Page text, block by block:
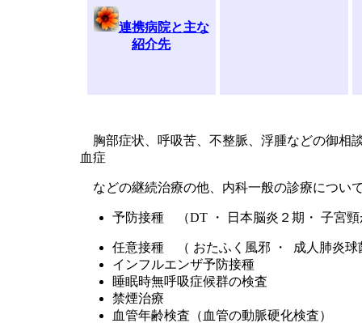
連携病院と主な
紹介先
胸部症状、呼吸苦、不整脈、浮腫などの御相
血症
などの継続治療の他、内科一般の診療につい
予防接種 （DT ・ 日本脳炎２期・ 子宮
任意接種 （ おたふく風邪 ・ 成人肺炎球
インフルエンザ予防接種
睡眠時無呼吸症候群の検査
禁煙治療
血管年齢検査（血管の動脈硬化検査）